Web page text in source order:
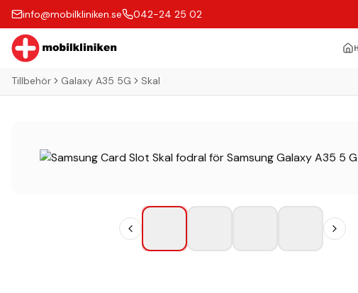
info@mobilkliniken.se 042-24 25 02
Tillbehör Galaxy A35 5G Skal